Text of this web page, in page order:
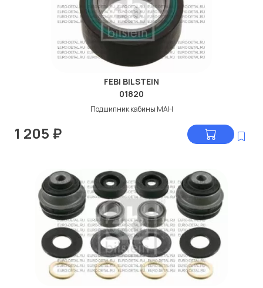
FEBI BILSTEIN
01820
Подшипник кабины МАН
1 205 ₽